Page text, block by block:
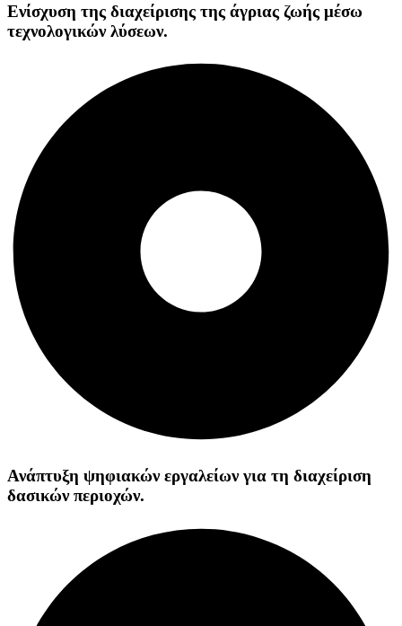
Ενίσχυση της διαχείρισης της άγριας ζωής μέσω
τεχνολογικών λύσεων.
Ανάπτυξη ψηφιακών εργαλείων για τη διαχείριση
δασικών περιοχών.